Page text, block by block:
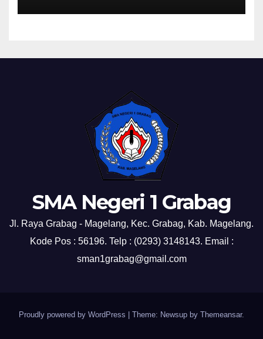
SMA Negeri 1 Grabag
Jl. Raya Grabag - Magelang, Kec. Grabag, Kab. Magelang.
Kode Pos : 56196. Telp : (0293) 3148143. Email :
sman1grabag@gmail.com
Proudly powered by WordPress Theme: Newsup by Themeansar.